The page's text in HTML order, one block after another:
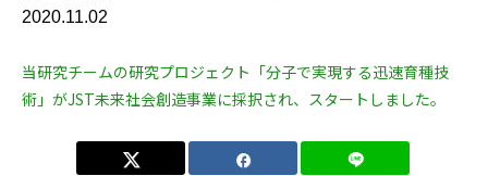
2020.11.02
当研究チームの研究プロジェクト「分子で実現する迅速育種技
術」がJST未来社会創造事業に採択され、スタートしました。